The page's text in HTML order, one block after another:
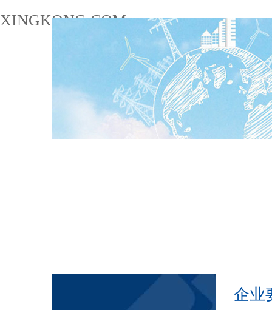
XINGKONG.COM
企业